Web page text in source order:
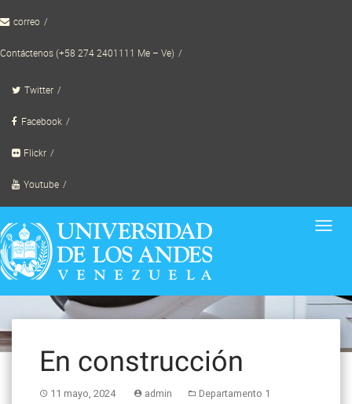
to correo
Contáctenos (+58 274 2401111 Me – Ve)
Twitter
Facebook
Flickr
Youtube
En construcción
11 mayo, 2024 admin Departamento 1